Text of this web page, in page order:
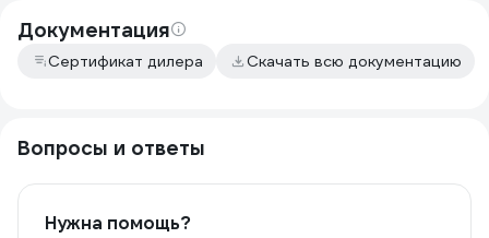
Документация
Сертификат дилера Скачать всю документацию
Вопросы и ответы
Нужна помощь?